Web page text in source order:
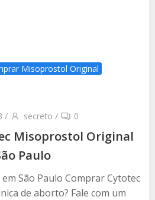
Misoprostol Original
/ secreto / 0
Misoprostol Original
Paulo
São Paulo Comprar Cytotec
de aborto? Fale com um